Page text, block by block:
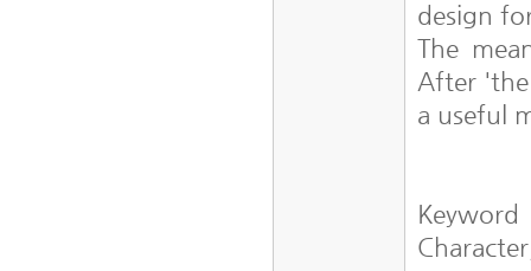
design
The
After 'the
a useful
Keyword